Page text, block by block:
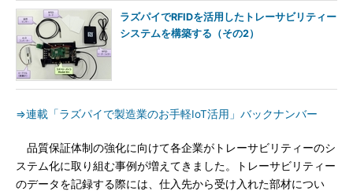
ラズパイでRFIDを活用したトレーサビリティー
システムを構築する（その2）
⇒連載「ラズパイで製造業のお手軽IoT活用」バックナンバー
品質保証体制の強化に向けて各企業がトレーサビリティーのシ
ステム化に取り組む事例が増えてきました。トレーサビリティー
のデータを記録する際には、仕入先から受け入れた部材につい